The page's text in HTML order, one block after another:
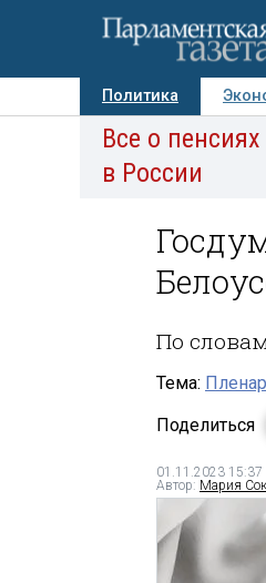
Политика
Авторы
Все о пенсиях
в России
По
Тема:
Поделиться
01.11.2023 15:37
Автор: Мария